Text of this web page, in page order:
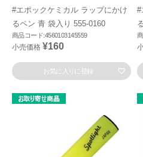
#エポックケミカル ラップにかけ
るペン 青 袋入り 555-0160
商品コード:4560103145559
小売価格 ¥160
お気に入りに登録
#